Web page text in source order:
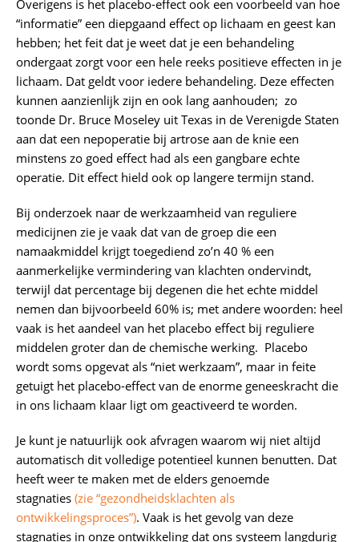
Overigens is het placebo-effect ook een voorbeeld van hoe
“informatie” een diepgaand effect op lichaam en geest kan
hebben; het feit dat je weet dat je een behandeling
ondergaat zorgt voor een hele reeks positieve effecten in je
lichaam. Dat geldt voor iedere behandeling. Deze effecten
kunnen aanzienlijk zijn en ook lang aanhouden; zo
toonde Dr. Bruce Moseley uit Texas in de Verenigde Staten
aan dat een nepoperatie bij artrose aan de knie een
minstens zo goed effect had als een gangbare echte
operatie. Dit effect hield ook op langere termijn stand.
Bij onderzoek naar de werkzaamheid van reguliere
medicijnen zie je vaak dat van de groep die een
namaakmiddel krijgt toegediend zo’n 40 % een
aanmerkelijke vermindering van klachten ondervindt,
terwijl dat percentage bij degenen die het echte middel
nemen dan bijvoorbeeld 60% is; met andere woorden: heel
vaak is het aandeel van het placebo effect bij reguliere
middelen groter dan de chemische werking. Placebo
wordt soms opgevat als “niet werkzaam”, maar in feite
getuigt het placebo-effect van de enorme geneeskracht die
in ons lichaam klaar ligt om geactiveerd te worden.
Je kunt je natuurlijk ook afvragen waarom wij niet altijd
automatisch dit volledige potentieel kunnen benutten. Dat
heeft weer te maken met de elders genoemde
stagnaties (zie “gezondheidsklachten als
ontwikkelingsproces”). Vaak is het gevolg van deze
stagnaties in onze ontwikkeling dat ons systeem langdurig